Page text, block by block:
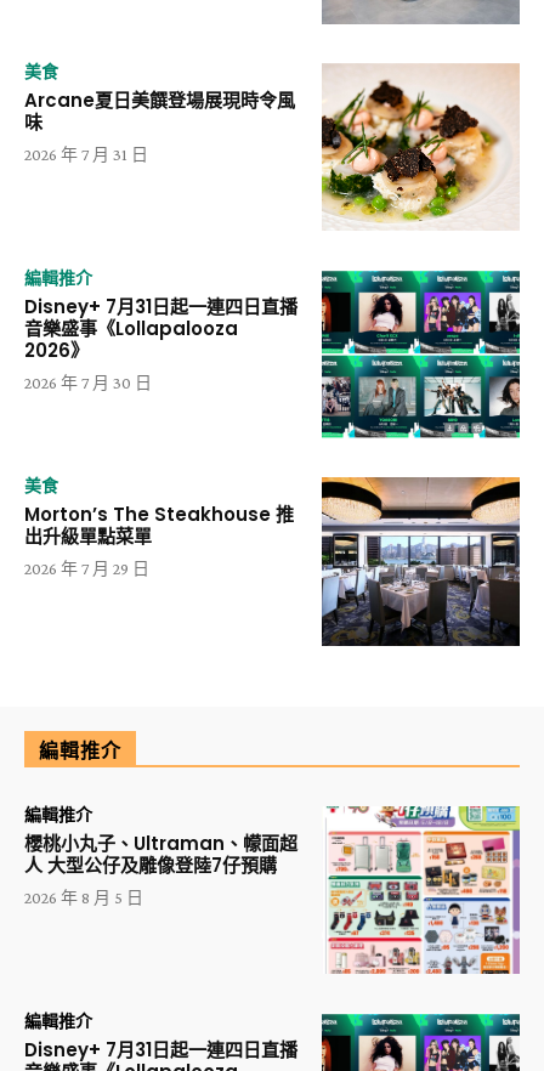
美食
Arcane夏日美饌登場展現時令風
味
2026 年 7 月 31 日
編輯推介
Disney+ 7月31日起一連四日直播
音樂盛事《Lollapalooza
2026》
2026 年 7 月 30 日
美食
Morton’s The Steakhouse 推
出升級單點菜單
2026 年 7 月 29 日
編輯推介
編輯推介
櫻桃小丸子、Ultraman、幪面超
人 大型公仔及雕像登陸7仔預購
2026 年 8 月 5 日
編輯推介
Disney+ 7月31日起一連四日直播